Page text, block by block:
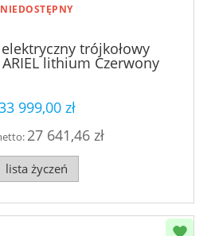
NIEDOSTĘPNY
trójkołowy
lithium Czerwony
999,00 zł
27 641,46 zł
lista życzeń